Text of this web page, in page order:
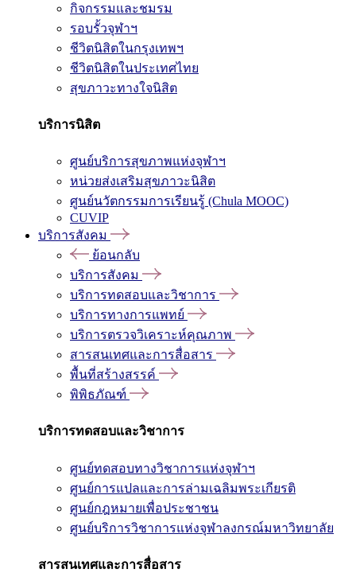
กิจกรรมและชมรม
รอบรั้วจุฬาฯ
ชีวิตนิสิตในกรุงเทพฯ
ชีวิตนิสิตในประเทศไทย
สุขภาวะทางใจนิสิต
บริการนิสิต
ศูนย์บริการสุขภาพแห่งจุฬาฯ
หน่วยส่งเสริมสุขภาวะนิสิต
ศูนย์นวัตกรรมการเรียนรู้ (Chula MOOC)
CUVIP
บริการสังคม
ย้อนกลับ
บริการสังคม
บริการทดสอบและวิชาการ
บริการทางการแพทย์
บริการตรวจวิเคราะห์คุณภาพ
สารสนเทศและการสื่อสาร
พื้นที่สร้างสรรค์
พิพิธภัณฑ์
บริการทดสอบและวิชาการ
ศูนย์ทดสอบทางวิชาการแห่งจุฬาฯ
ศูนย์การแปลและการล่ามเฉลิมพระเกียรติ
ศูนย์กฎหมายเพื่อประชาชน
ศูนย์บริการวิชาการแห่งจุฬาลงกรณ์มหาวิทยาลัย
สารสนเทศและการสื่อสาร